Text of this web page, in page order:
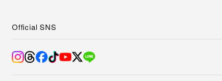
Official SNS